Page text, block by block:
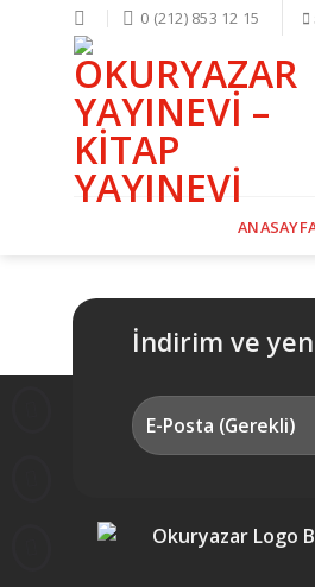
0 (212) 853 12 15
İndirim ve